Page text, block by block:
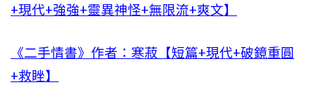
+現代+強強+靈異神怪+無限流+爽文】
《二手情書》作者：寒菽【短篇+現代+破鏡重圓
+救睉】